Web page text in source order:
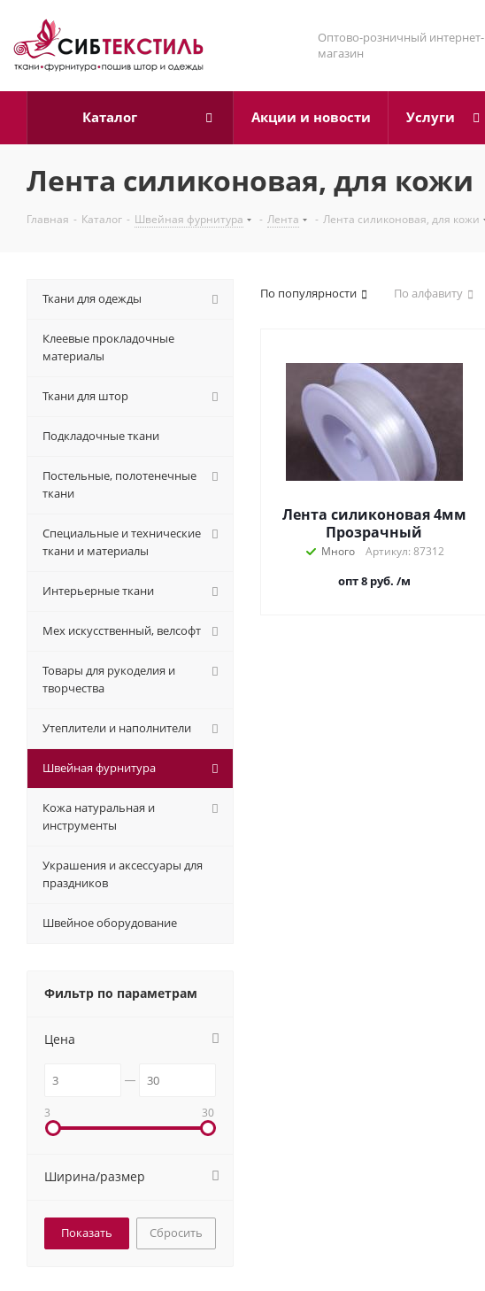
Оптово-розничный интернет-
магазин
Каталог Акции и новости Услуги
Лента силиконовая, для кожи
Главная - Каталог - Швейная фурнитура - Лента - Лента силиконовая, для кожи
По популярности По алфавиту
Лента силиконовая 4мм
Прозрачный
Много Артикул: 87312
опт 8 руб. /м
Ткани для одежды
Клеевые прокладочные
материалы
Ткани для штор
Подкладочные ткани
Постельные, полотенечные
ткани
Специальные и технические
ткани и материалы
Интерьерные ткани
Мех искусственный, велсофт
Товары для рукоделия и
творчества
Утеплители и наполнители
Швейная фурнитура
Кожа натуральная и
инструменты
Украшения и аксессуары для
праздников
Швейное оборудование
Фильтр по параметрам
Цена
3 30
Ширина/размер
Сбросить